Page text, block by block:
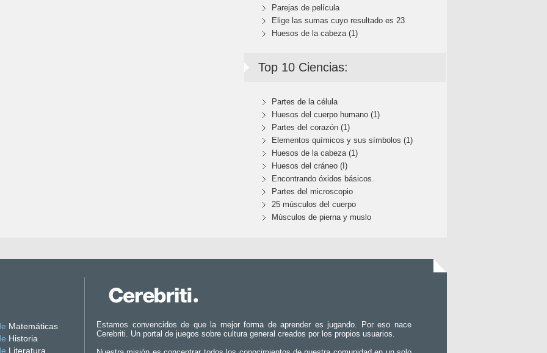
Parejas de película
Elige las sumas cuyo resultado es 23
Huesos de la cabeza (1)
Top 10 Ciencias:
Partes de la célula
Huesos del cuerpo humano (1)
Partes del corazón (1)
Elementos químicos y sus símbolos (1)
Huesos de la cabeza (1)
Huesos del cráneo (I)
Encontrando óxidos básicos.
Partes del microscopio
25 músculos del cuerpo
Músculos de pierna y muslo
Matemáticas
Historia
Literatura
Estamos convencidos de que la mejor forma de aprender es jugando. Por eso nace
Cerebriti. Un portal de juegos sobre cultura general creados por los propios usuarios.